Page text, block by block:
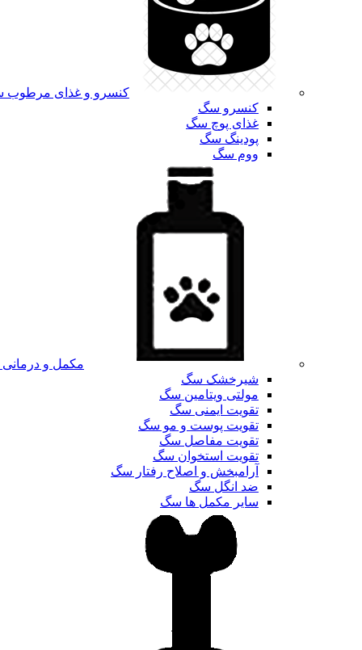
کنسرو و غذای
کنسرو سگ
غذای پوچ سگ
پودینگ سگ
ووم سگ
مکمل و
شیرخشک سگ
مولتی ویتامین سگ
تقویت ایمنی سگ
تقویت پوست و مو سگ
تقویت مفاصل سگ
تقویت استخوان سگ
آرامبخش و اصلاح رفتار سگ
ضد انگل سگ
سایر مکمل ها سگ